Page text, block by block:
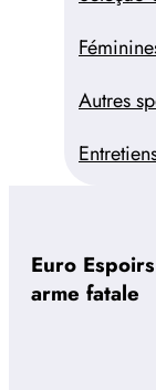
Autres
Euro
arme fatale